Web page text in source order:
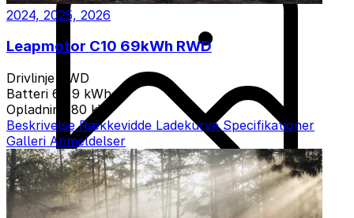
2024, 2025, 2026
Leapmotor C10 69kWh RWD
Drivlinje
RWD
Batteri 69,9 kWh
Opladning
80 kW
BeskrivelseRækkevidde LadekurveSpecifikationer
Galleri Anmeldelser